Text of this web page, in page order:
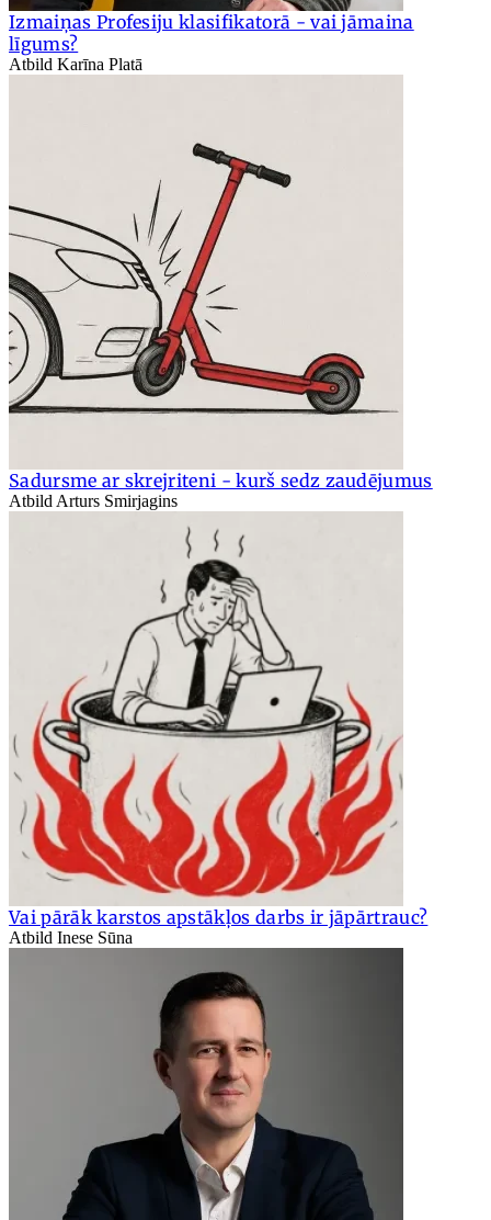
Izmaiņas Profesiju klasifikatorā - vai jāmaina
līgums?
Atbild Karīna Platā
Sadursme ar skrejriteni - kurš sedz zaudējumus
Atbild Arturs Smirjagins
Vai pārāk karstos apstākļos darbs ir jāpārtrauc?
Atbild Inese Sūna